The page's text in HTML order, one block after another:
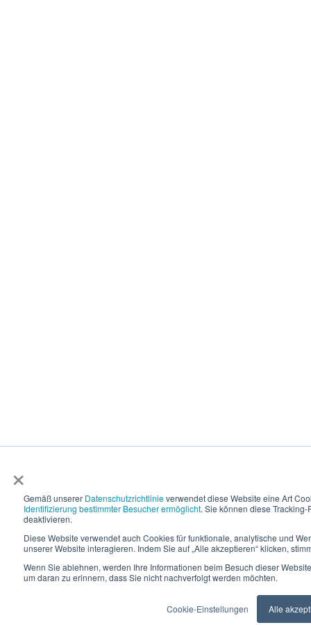
×
Gemäß unserer Datenschutzrichtlinieverwendet diese Website eine Art
Identifizierung bestimmter Besucher ermöglicht. Sie können diese
deaktivieren.
Diese Website verwendet auch Cookies für funktionale, analytische und
unserer Website interagieren. Indem Sie auf „Alle akzeptieren“ klicken,
Wenn Sie ablehnen, werden Ihre Informationen beim Besuch dieser
um daran zu erinnern, dass Sie nicht nachverfolgt werden möchten.
Cookie-Einstellungen Alle